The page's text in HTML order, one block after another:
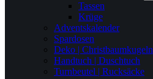
Tassen
Krüge
Adventskalender
Spardosen
Deko | Christbaumkugeln
Handtuch | Duschtuch
Turnbeutel | Rucksäcke